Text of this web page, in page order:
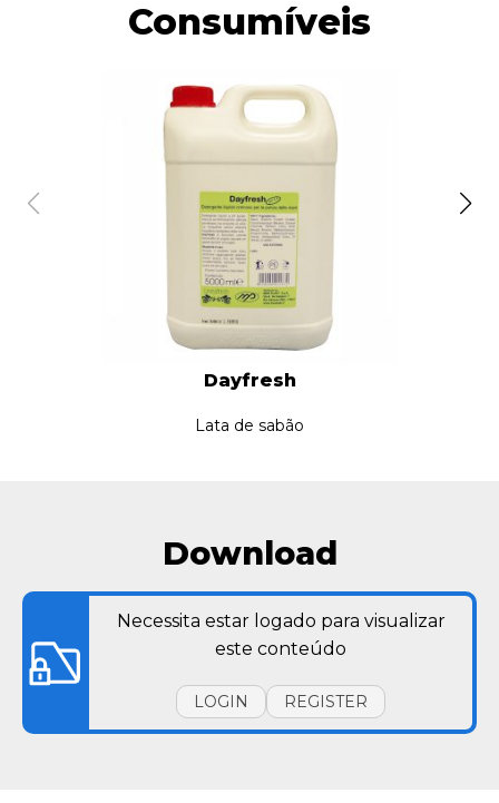
Consumíveis
Dayfresh
Lata de sabão
Download
Necessita estar logado para visualizar
este conteúdo
LOGIN REGISTER